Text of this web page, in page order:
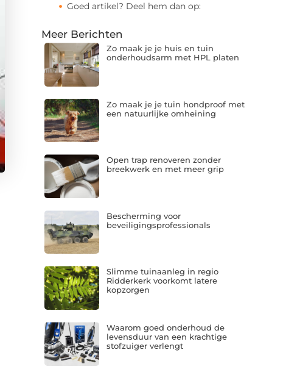
Goed artikel? Deel hem dan op:
Meer Berichten
Zo maak je je huis en tuin
onderhoudsarm met HPL platen
Zo maak je je tuin hondproof met
een natuurlijke omheining
Open trap renoveren zonder
breekwerk en met meer grip
Bescherming voor
beveiligingsprofessionals
Slimme tuinaanleg in regio
Ridderkerk voorkomt latere
kopzorgen
Waarom goed onderhoud de
levensduur van een krachtige
stofzuiger verlengt